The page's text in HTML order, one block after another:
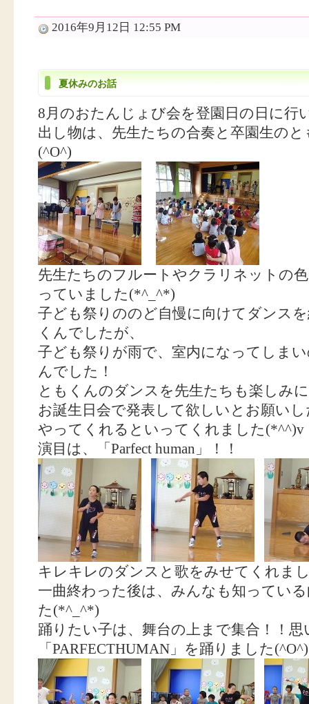
2016年9月12日 12:55 PM
夏休みのお話
8月のおたんじょび会を登園日の日に行
出し物は、先生たちの合奏と卒園生の
(^O^)
先生たちのフルートやクラリネットの
っていました(*^_^*)
子ども祭りののど自慢に向けてダンス
くんでしたが、
子ども祭りが雨で、室内になってしま
んでした！
ともくんのダンスを先生たちも楽しみ
お誕生日会で発表して欲しいとお願い
やってくれるといってくれました(*^^)v
演目は、「Parfect human」！！
キレキレのダンスと歌をみせてくれま
一曲終わった後は、みんなも知ってい
た(*^_^*)
踊りたい子は、舞台の上まで集合！！思
「PARFECTHUMAN」を踊りました(^O^)